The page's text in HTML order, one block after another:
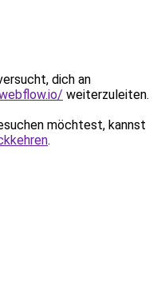
dich an
weiterzuleiten.
möchtest, kannst
.